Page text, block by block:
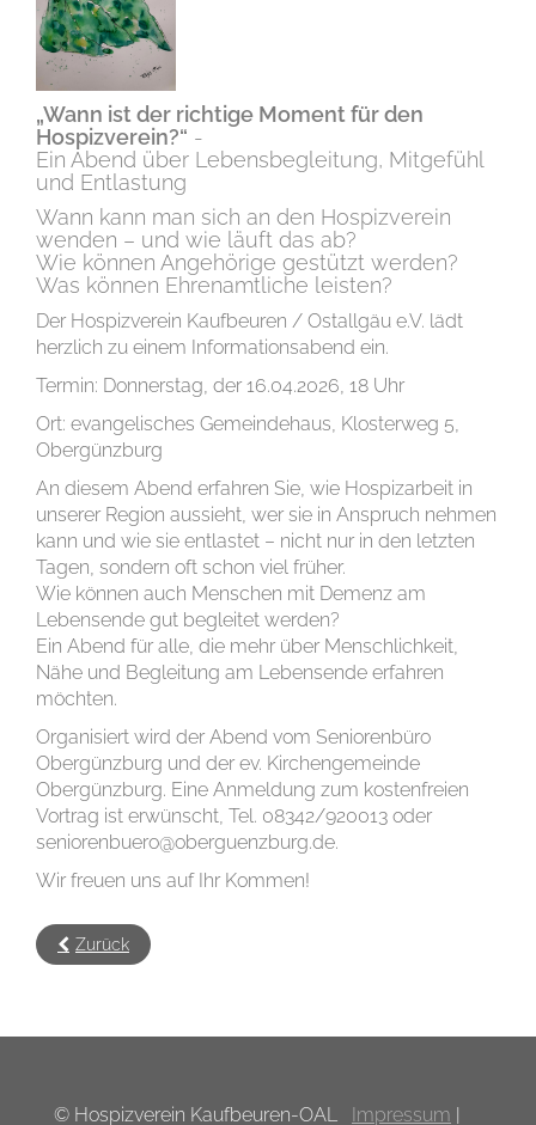
„Wann istder richtige Moment fürden
Hospizverein?“ -
Ein Abend über Lebensbegleitung, Mitgefühl
und Entlastung
Wann kann man sich an den Hospizverein
wenden – und wie läuft das ab?
Wie können Angehörige gestützt werden?
Was können Ehrenamtliche leisten?
Der Hospizverein Kaufbeuren / Ostallgäu e.V. lädt
herzlich zu einem Informationsabend ein.
Termin: Donnerstag, der 16.04.2026, 18 Uhr
Ort: evangelisches Gemeindehaus, Klosterweg 5,
Obergünzburg
An diesem Abend erfahren Sie, wie Hospizarbeit in
unserer Region aussieht, wer sie in Anspruch nehmen
kann und wie sie entlastet – nicht nur in den letzten
Tagen, sondern oft schon viel früher.
Wie können auch Menschen mit Demenz am
Lebensende gut begleitet werden?
Ein Abend für alle, die mehr über Menschlichkeit,
Nähe und Begleitung am Lebensende erfahren
möchten.
Organisiert wird der Abend vom Seniorenbüro
Obergünzburg und der ev. Kirchengemeinde
Obergünzburg. Eine Anmeldung zum kostenfreien
Vortrag ist erwünscht, Tel. 08342/920013 oder
seniorenbuero@oberguenzburg.de.
Wir freuen uns auf Ihr Kommen!
Zurück
© Hospizverein Kaufbeuren-OAL Impressum |